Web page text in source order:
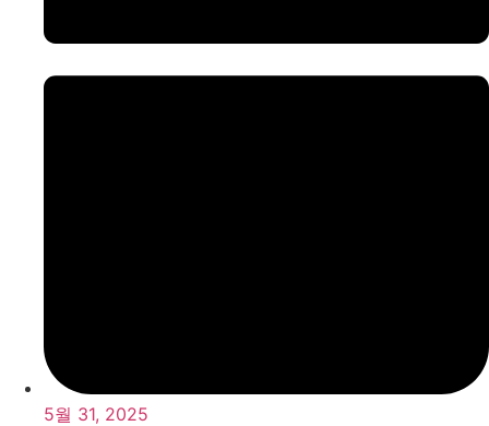
5월 31, 2025